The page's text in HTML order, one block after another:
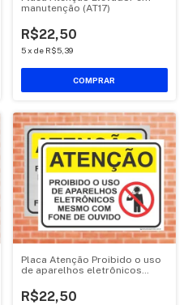
manutenção (AT17)
R$22,50
5 x de R$5,39
COMPRAR
Placa Atenção Proibido o uso
de aparelhos eletrônicos
R$22,50